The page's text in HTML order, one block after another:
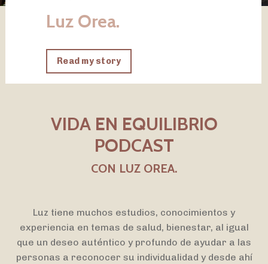
Luz Orea.
Read my story
VIDA EN EQUILIBRIO
PODCAST
CON LUZ OREA.
Luz tiene muchos estudios, conocimientos y
experiencia en temas de salud, bienestar, al igual
que un deseo auténtico y profundo de ayudar a las
personas a reconocer su individualidad y desde ahí